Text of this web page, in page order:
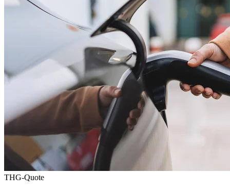
THG-Quote